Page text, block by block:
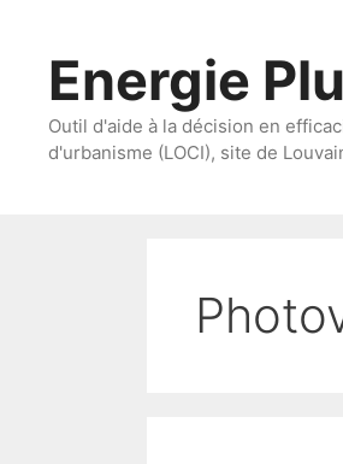
contenuEnergie
Outil d'aide à la décision en
d'urbanisme (LOCI), site de